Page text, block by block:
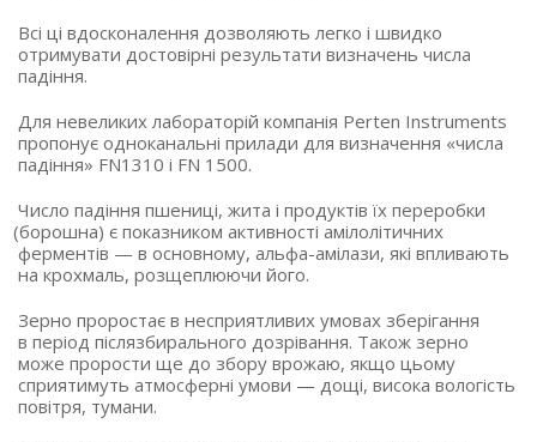
Всі ці вдосконалення дозволяють легко і швидко
отримувати достовірні результати визначень числа
падіння.
Для невеликих лабораторій компанія Perten Instruments
пропонує одноканальні прилади для визначення «числа
падіння» FN1310 і FN 1500.
Число падіння пшениці, жита і продуктів їх переробки
(борошна) є показником активності амілолітичних
ферментів — в основному, альфа-амілази, які впливають
на крохмаль, розщеплюючи його.
Зерно проростає в несприятливих умовах зберігання
в період післязбирального дозрівання. Також зерно
може прорости ще до збору врожаю, якщо цьому
сприятимуть атмосферні умови — дощі, висока вологість
повітря, тумани.